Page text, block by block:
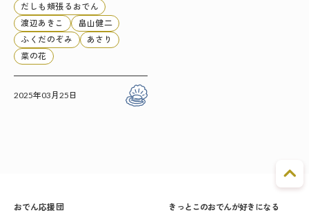
だしも頬張るおでん
渡辺あきこ
畠山健二
ふくだのぞみ
あさり
菜の花
2025年03月25日
おでん応援団 きっとこのおでんが好きになる